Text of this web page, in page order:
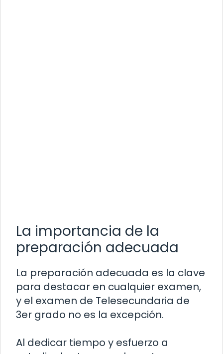
La importancia de la
preparación adecuada
La preparación adecuada es la clave
para destacar en cualquier examen,
y el examen de Telesecundaria de
3er grado no es la excepción.
Al dedicar tiempo y esfuerzo a